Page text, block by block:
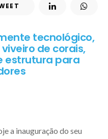
tecnológico,
de corais,
estrutura para
a inauguração do seu